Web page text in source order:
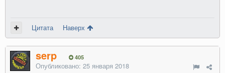
Цитата Наверх
serp 405
Опубликовано: 25 января 2018